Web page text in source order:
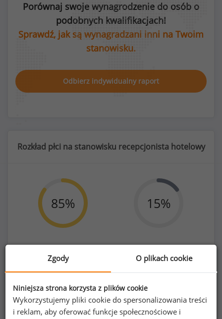
Porównaj swoje wynagrodzenie do osób o
podobnych kwalifikacjach!
Sprawdź, jak są wynagradzani inni na Twoim
stanowisku.
Odbierz indywidualny raport
Rozkład płci na stanowisku recepcjonista hotelowy
85%
Kobiety
591
15%
Mężczyźni
108
Zgody O plikach cookie
Niniejsza strona korzysta z plików cookie
Wykorzystujemy pliki cookie do spersonalizowania treści
i reklam, aby oferować funkcje społecznościowe i